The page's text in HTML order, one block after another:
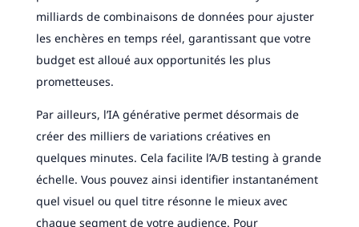
milliards de combinaisons de données pour ajuster
les enchères en temps réel, garantissant que votre
budget est alloué aux opportunités les plus
prometteuses.
Par ailleurs, l’IA générative permet désormais de
créer des milliers de variations créatives en
quelques minutes. Cela facilite l’A/B testing à grande
échelle. Vous pouvez ainsi identifier instantanément
quel visuel ou quel titre résonne le mieux avec
chaque segment de votre audience. Pour